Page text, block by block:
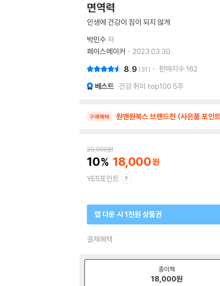
면역력
인생에 건강이 짐이 되지 않게
박민수 저
페이스메이커
2023.03.30.
8.9 31 판매지수 162
베스트 건강 취미 top100 5주
구매혜택 원앤원북스 브랜드전 (사은품 포인
20,000원
10 18,000
YES포인트
앱 다운 시 1천원 상품권
결제혜택
종이책
18,000원